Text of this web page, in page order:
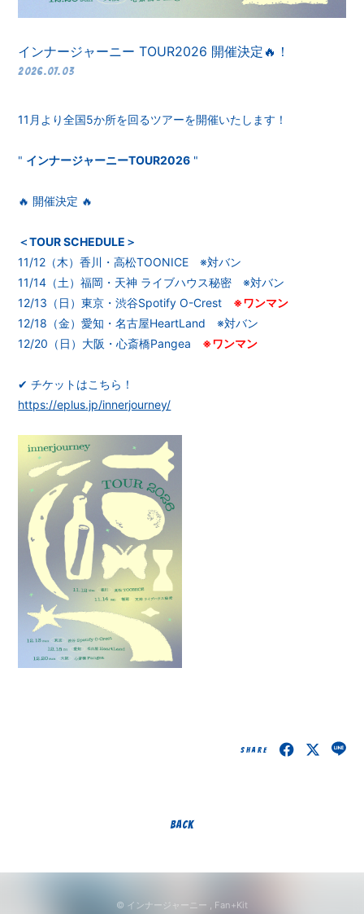
インナージャーニー TOUR2026 開催決定🔥！
2026.07.03
11月より全国5か所を回るツアーを開催いたします！
" インナージャーニーTOUR2026 "
🔥 開催決定 🔥
＜TOUR SCHEDULE＞
11/12（木）香川・高松TOONICE ※対バン
11/14（土）福岡・天神 ライブハウス秘密 ※対バン
12/13（日）東京・渋谷Spotify O-Crest ※ワンマン
12/18（金）愛知・名古屋HeartLand ※対バン
12/20（日）大阪・心斎橋Pangea ※ワンマン
✔︎ チケットはこちら！
https://eplus.jp/innerjourney/
SHARE
BACK
© インナージャーニー , Fan+Kit